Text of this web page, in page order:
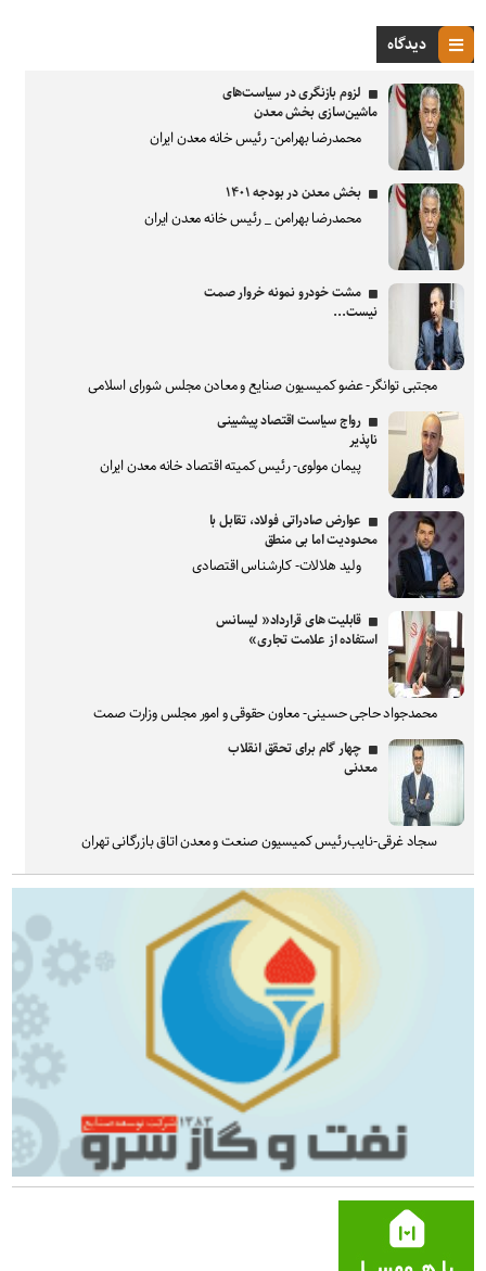
دیدگاه
لزوم بازنگری در سیاست‌های
ماشین‌سازی بخش معدن
محمدرضا بهرامن- رئیس خانه معدن ایران
بخش معدن در بودجه ۱۴۰۱
محمدرضا بهرامن _ رئیس خانه معدن ایران
مشت خودرو نمونه خروار صمت
نیست...
مجتبی توانگر- عضو کمیسیون صنایع و معادن مجلس شورای اسلامی
رواج سیاست اقتصاد پیشبینی
ناپذیر
پیمان مولوی- رئیس کمیته اقتصاد خانه معدن ایران
عوارض صادراتی فولاد، تقابل با
محدودیت اما بی منطق
ولید هلالات- کارشناس اقتصادی
قابلیت های قرارداد« لیسانس
استفاده از علامت تجاری»
محمدجواد حاجی حسینی- معاون حقوقی و امور مجلس وزارت صمت
چهار گام برای تحقق انقلاب
معدنی
سجاد غرقی-نایب‌رئیس کمیسیون صنعت و معدن اتاق بازرگانی تهران